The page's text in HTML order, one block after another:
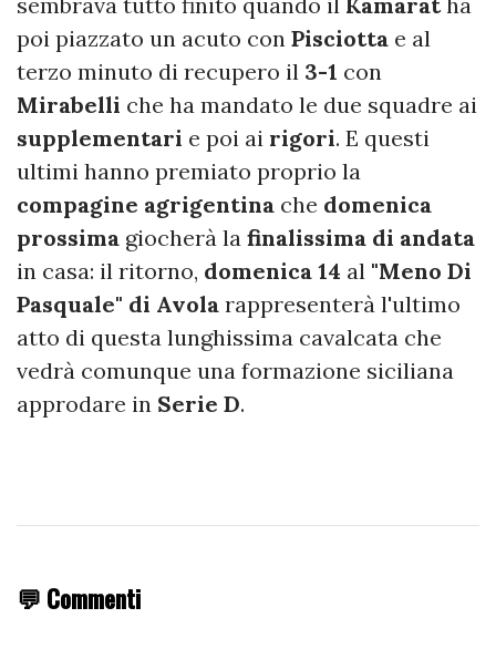
poi piazzato un acuto con Pisciotta e al
terzo minuto di recupero il 3-1 con
Mirabelli che ha mandato le due squadre ai
supplementari e poi ai rigori. E questi
ultimi hanno premiato proprio la
compagine agrigentina che domenica
prossima giocherà la finalissima di andata
in casa: il ritorno, domenica 14 al "Meno Di
Pasquale" di Avola rappresenterà l'ultimo
atto di questa lunghissima cavalcata che
vedrà comunque una formazione siciliana
approdare in Serie D.
💬 Commenti